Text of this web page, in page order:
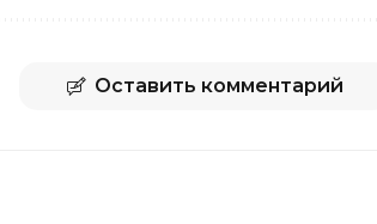
Оставить комментарий